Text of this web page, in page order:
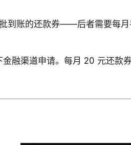
到账的还款券——后者需要每
融渠道申请。每月 20 元还款